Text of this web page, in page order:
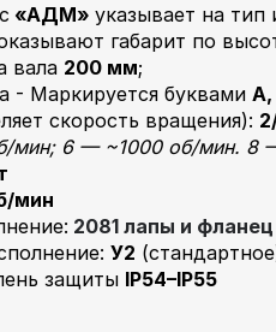
«АДМ» указывает на
габарит по
вала 200 мм;
- Маркируется буквами А,
скорость вращения):
мин; 6 — ~1000 об/мин. 8
мин
2081 лапы и
У2
защиты IP54–IP55